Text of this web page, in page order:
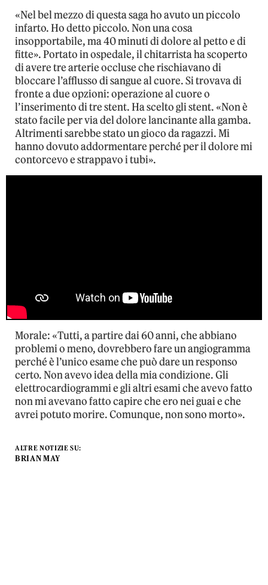
«Nel bel mezzo di questa saga ho avuto un piccolo
infarto. Ho detto piccolo. Non una cosa
insopportabile, ma 40 minuti di dolore al petto e di
fitte». Portato in ospedale, il chitarrista ha scoperto
di avere tre arterie occluse che rischiavano di
bloccare l’afflusso di sangue al cuore. Si trovava di
fronte a due opzioni: operazione al cuore o
l’inserimento di tre stent. Ha scelto gli stent. «Non è
stato facile per via del dolore lancinante alla gamba.
Altrimenti sarebbe stato un gioco da ragazzi. Mi
hanno dovuto addormentare perché per il dolore mi
contorcevo e strappavo i tubi».
Morale: «Tutti, a partire dai 60 anni, che abbiano
problemi o meno, dovrebbero fare un angiogramma
perché è l’unico esame che può dare un responso
certo. Non avevo idea della mia condizione. Gli
elettrocardiogrammi e gli altri esami che avevo fatto
non mi avevano fatto capire che ero nei guai e che
avrei potuto morire. Comunque, non sono morto».
ALTRE NOTIZIE SU:
BRIAN MAY